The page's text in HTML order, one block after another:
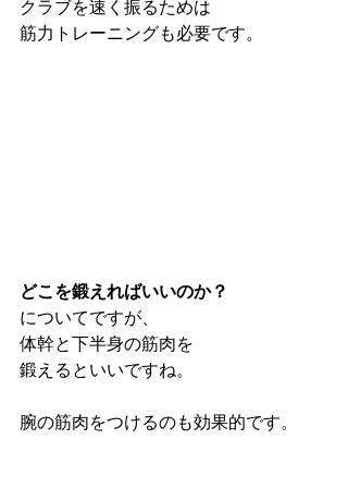
クラブを速く振るためは
筋力トレーニングも必要です。
どこを鍛えればいいのか？
についてですが、
体幹と下半身の筋肉を
鍛えるといいですね。
腕の筋肉をつけるのも効果的です。